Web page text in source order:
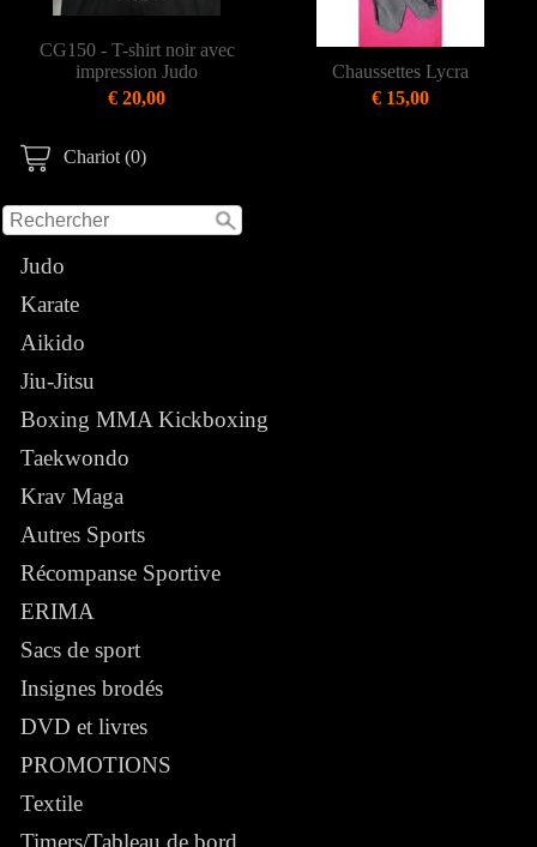
Chariot (0)
Judo
Karate
Aikido
Jiu-Jitsu
Boxing MMA Kickboxing
Taekwondo
Krav Maga
Autres Sports
Récompanse Sportive
ERIMA
Sacs de sport
Insignes brodés
DVD et livres
PROMOTIONS
Textile
Timers/Tableau de bord
CG150 - T-shirt noir avec
impression Judo
€ 20,00
Chaussettes Lycra
€ 15,00